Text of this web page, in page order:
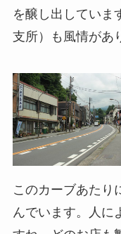
を醸し出していま
支所）も風情があ
このカーブあたり
んでいます。人に